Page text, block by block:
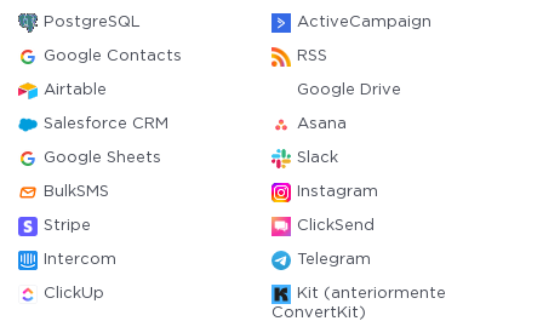
PostgreSQL ActiveCampaign
Google Contacts RSS
Airtable Google Drive
Salesforce CRM Asana
Google Sheets Slack
BulkSMS Instagram
Stripe ClickSend
Intercom Telegram
ClickUp
Kit (anteriormente
ConvertKit)